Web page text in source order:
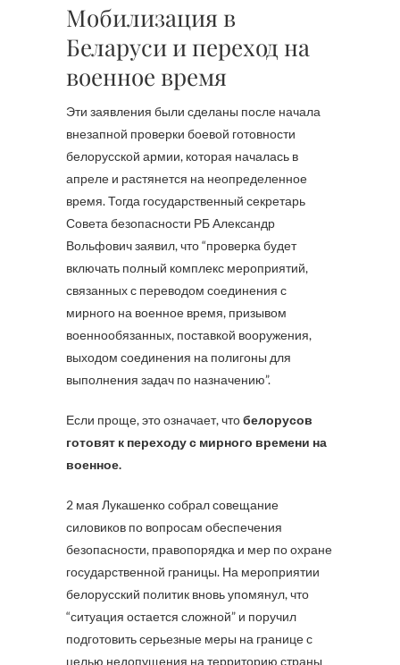
Мобилизация в
Беларуси и переход на
военное время
Эти заявления были сделаны после начала
внезапной проверки боевой готовности
белорусской армии, которая началась в
апреле и растянется на неопределенное
время. Тогда государственный секретарь
Совета безопасности РБ Александр
Вольфович заявил, что “проверка будет
включать полный комплекс мероприятий,
связанных с переводом соединения с
мирного на военное время, призывом
военнообязанных, поставкой вооружения,
выходом соединения на полигоны для
выполнения задач по назначению”.
Если проще, это означает, чтобелорусов
готовят к переходу с мирного времени на
военное.
2 мая Лукашенко собрал совещание
силовиков по вопросам обеспечения
безопасности, правопорядка и мер по охране
государственной границы. На мероприятии
белорусский политик вновь упомянул, что
“ситуация остается сложной” и поручил
подготовить серьезные меры на границе с
целью недопущения на территорию страны